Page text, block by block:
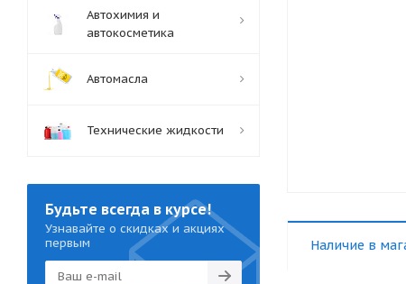
Наличие в
Автохимия и
автокосметика
Автомасла
Технические жидкости
Будьте всегда в курсе!
Узнавайте о скидках и акциях
первым